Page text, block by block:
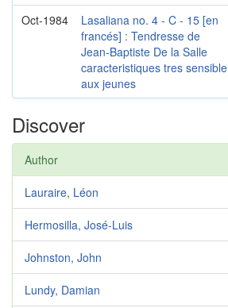
Oct-1984
Lasaliana no. 4 - C - 15 [en
francés] : Tendresse de
Jean-Baptiste De la Salle
caracteristiques tres sensible
aux jeunes
Discover
Author
Lauraire, Léon
Hermosilla, José-Luis
Johnston, John
Lundy, Damian